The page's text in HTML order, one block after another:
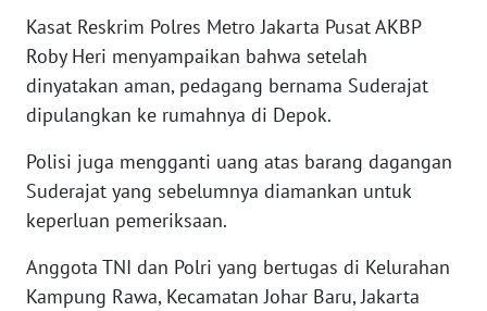
Kasat Reskrim Polres Metro Jakarta Pusat AKBP
Roby Heri menyampaikan bahwa setelah
dinyatakan aman, pedagang bernama Suderajat
dipulangkan ke rumahnya di Depok.
Polisi juga mengganti uang atas barang dagangan
Suderajat yang sebelumnya diamankan untuk
keperluan pemeriksaan.
Anggota TNI dan Polri yang bertugas di Kelurahan
Kampung Rawa, Kecamatan Johar Baru, Jakarta
PEDOMAN
MEDIA
SIBER
REDAKSI
KARIR
DISCLAIMER